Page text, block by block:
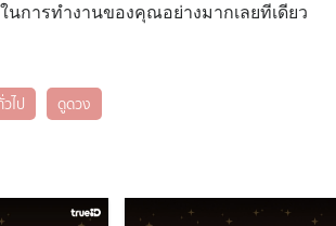
นการทำงานของคุณอย่างมากเลยทีเดียว
ไป ดูดวง